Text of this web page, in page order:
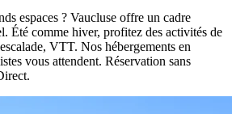
espaces ? Vaucluse offre un cadre
Été comme hiver, profitez des activités de
VTT. Nos hébergements en
vous attendent. Réservation sans